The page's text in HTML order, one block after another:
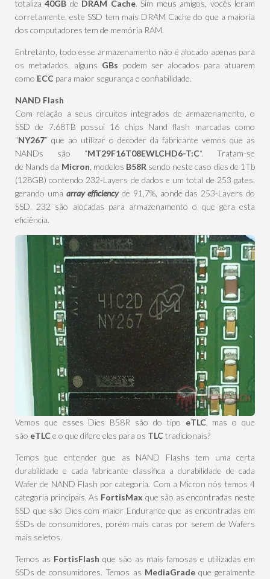
totaliza40GB de DRAM Cache. Sim meus amigos, vocês leram
corretamente, este SSD tem mais DRAM Cache do que a maioria
dos computadores tem de memória RAM.
Entretanto, todo esse armazenamento não é alocado apenas para
os metadados, alguns GBs podem ser alocados para atuarem
como ECC para maior segurança e confiabilidade.
NAND Flash
Com relação a seus circuitos integrados de armazenamento, o
SSD de 7.68TB possui 16 chips Nand flash marcadas como
“NY267” que ao utilizar o decoder da fabricante vemos que as
NANDs são “MT29F16T08EWLCHD6-T:C“. Tratam-se
de Nands da Micron , modelos B58R sendo neste caso dies de 1Tb
(128GB) contendo 232-Layers de dados e um total de 253 gates,
gerando uma array efficiencyde 91,7%, aonde das 253-Layers do
SSD, 232 são alocadas para armazenamento o que gera esta
eficiência.
Vemos que esses Dies B58R são do tipo eTLC, mas o que
são eTLCe o que difere eles para os TLCtradicionais?
Temos que entender que as NAND Flashs tem uma certa
durabilidade e cada fabricante classifica a durabilidade de cada
Wafer de NAND Flash por categoria. Com a Micron nós temos 4
categoria principais. As FortisMax que são as encontradas neste
SSD que são Dies com maior Endurance que as encontradas em
SSDs de consumidores, porém mais caras por serem de Wafers
mais seletos.
Temos as FortisFlash que são as mais famosas e utilizadas em
SSDs de consumidores. Temos as MediaGradeque geralmente